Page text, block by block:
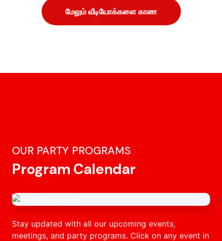
மேலும் வீடியோக்களை காண
OUR PARTY PROGRAMS
Program Calendar
Stay updated with all our upcoming events,
meetings, and party programs. Click on any event in